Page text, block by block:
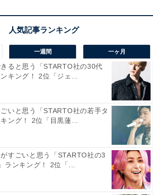
彼が出ると、どんなシーンも映画のよ
ら」（50代女性・東京都）、「演技が
情移入してしまうため」（40代男性・
や深みがあり、またポジティブな雰囲
40代男性・東京都）などの意見が寄せ
一週間 一ヶ月
ると思う「STARTO社の30代
キング！ 2位「ジェ...
いと思う「STARTO社の若手タ
ング！ 2位「目黒蓮...
すごいと思う「STARTO社の3
ランキング！ 2位「...